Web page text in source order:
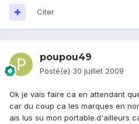
Citer
poupou49
Posté(e) 30 juillet 2009
Ok je vais faire ca en attendant
car du coup ca les marques en
ais lus su mon portable.d'ailleurs